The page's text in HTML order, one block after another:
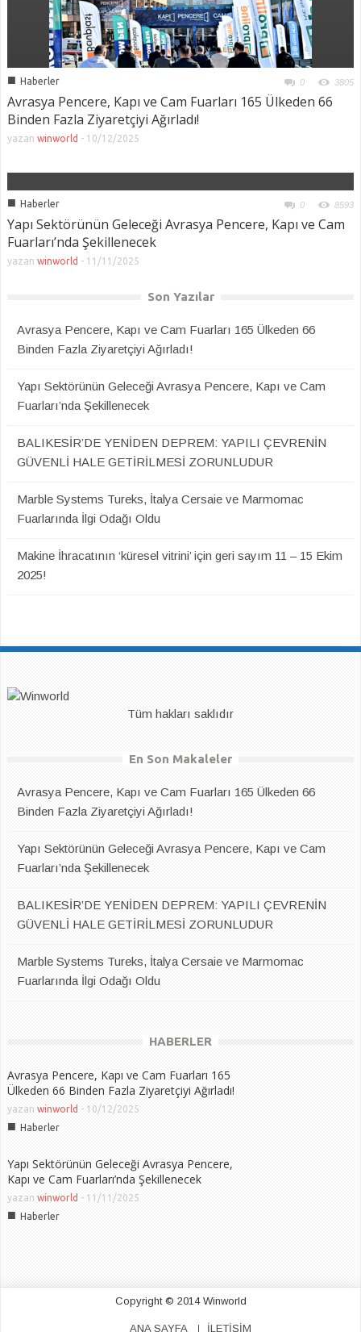
■ Haberler 0 3805
Avrasya Pencere, Kapı ve Cam Fuarları 165 Ülkeden 66
Binden Fazla Ziyaretçiyi Ağırladı!
yazan winworld - 10/12/2025
■ Haberler 0 8593
Yapı Sektörünün Geleceği Avrasya Pencere, Kapı ve Cam
Fuarları’nda Şekillenecek
yazan winworld - 11/11/2025
Son Yazılar
Avrasya Pencere, Kapı ve Cam Fuarları 165 Ülkeden 66
Binden Fazla Ziyaretçiyi Ağırladı!
Yapı Sektörünün Geleceği Avrasya Pencere, Kapı ve Cam
Fuarları’nda Şekillenecek
BALIKESİR’DE YENİDEN DEPREM: YAPILI ÇEVRENİN
GÜVENLİ HALE GETİRİLMESİ ZORUNLUDUR
Marble Systems Tureks, İtalya Cersaie ve Marmomac
Fuarlarında İlgi Odağı Oldu
Makine İhracatının ‘küresel vitrini’ için geri sayım 11 – 15 Ekim
2025!
Tüm hakları saklıdır
En Son Makaleler
Avrasya Pencere, Kapı ve Cam Fuarları 165 Ülkeden 66
Binden Fazla Ziyaretçiyi Ağırladı!
Yapı Sektörünün Geleceği Avrasya Pencere, Kapı ve Cam
Fuarları’nda Şekillenecek
BALIKESİR’DE YENİDEN DEPREM: YAPILI ÇEVRENİN
GÜVENLİ HALE GETİRİLMESİ ZORUNLUDUR
Marble Systems Tureks, İtalya Cersaie ve Marmomac
Fuarlarında İlgi Odağı Oldu
HABERLER
Avrasya Pencere, Kapı ve Cam Fuarları 165
Ülkeden 66 Binden Fazla Ziyaretçiyi Ağırladı!
yazan winworld - 10/12/2025
■ Haberler
Yapı Sektörünün Geleceği Avrasya Pencere,
Kapı ve Cam Fuarları’nda Şekillenecek
yazan winworld - 11/11/2025
■ Haberler
Copyright © 2014 Winworld
ANA SAYFA İLETİŞİM